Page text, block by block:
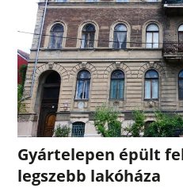
Gyártelepen épült
legszebb lakóháza